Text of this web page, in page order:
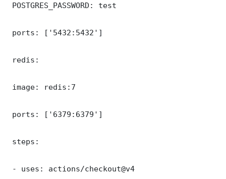
POSTGRES_PASSWORD: test
ports: ['5432:5432']
redis:
image: redis:7
ports: ['6379:6379']
steps:
- uses: actions/checkout@v4